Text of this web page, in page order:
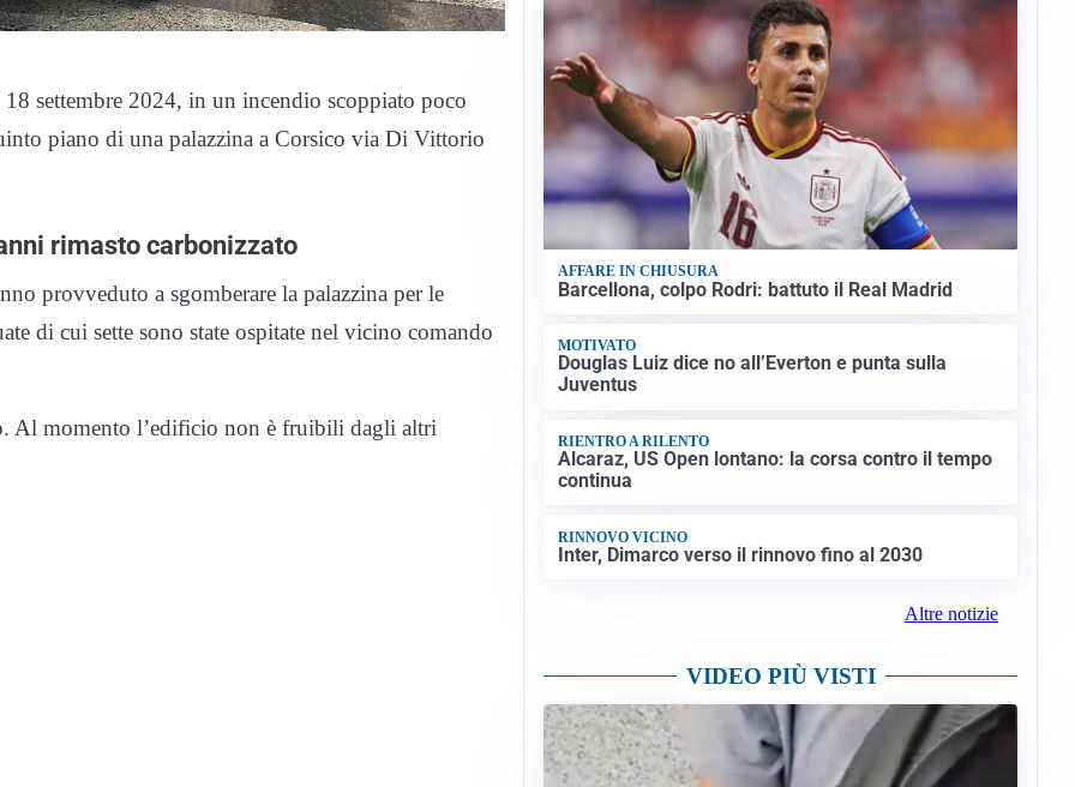
settembre 2024, in un incendio scoppiato poco
piano di una palazzina a Corsico via Di Vittorio
rimasto carbonizzato
provveduto a sgomberare la palazzina per le
di cui sette sono state ospitate nel vicino comando
Al momento l’edificio non è fruibili dagli altri
AFFARE IN CHIUSURA
Barcellona, colpo Rodri: battuto il Real Madrid
MOTIVATO
Douglas Luiz dice no all’Everton e punta sulla
Juventus
RIENTRO A RILENTO
Alcaraz, US Open lontano: la corsa contro il tempo
continua
RINNOVO VICINO
Inter, Dimarco verso il rinnovo fino al 2030
Altre notizie
VIDEO PIÙ VISTI